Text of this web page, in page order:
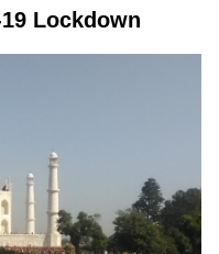
Lockdown